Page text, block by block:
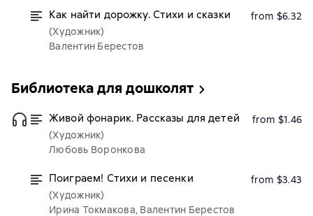
Как найти дорожку. Стихи и сказки
(Художник)
Валентин Берестов
from $6.32
Библиотека для дошколят
Живой фонарик. Рассказы для детей
(Художник)
Любовь Воронкова
from $1.46
Поиграем! Стихи и песенки
(Художник)
Ирина Токмакова, Валентин Берестов
from $3.43